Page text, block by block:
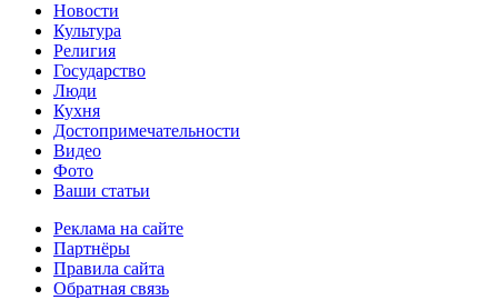
Новости
Культура
Религия
Государство
Люди
Кухня
Достопримечательности
Видео
Фото
Ваши статьи
Реклама на сайте
Партнёры
Правила сайта
Обратная связь